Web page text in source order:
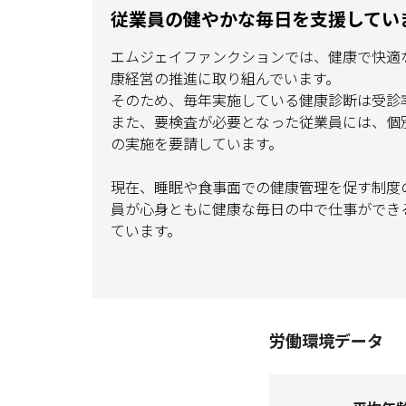
従業員の健やかな毎日を支援してい
エムジェイファンクションでは、健康で快
康経営の推進に取り組んでいます。
そのため、毎年実施している健康診断は受
また、要検査が必要となった従業員には、
の実施を要請しています。
現在、睡眠や食事面での健康管理を促す制
員が心身ともに健康な毎日の中で仕事がで
ています。
労働環境データ